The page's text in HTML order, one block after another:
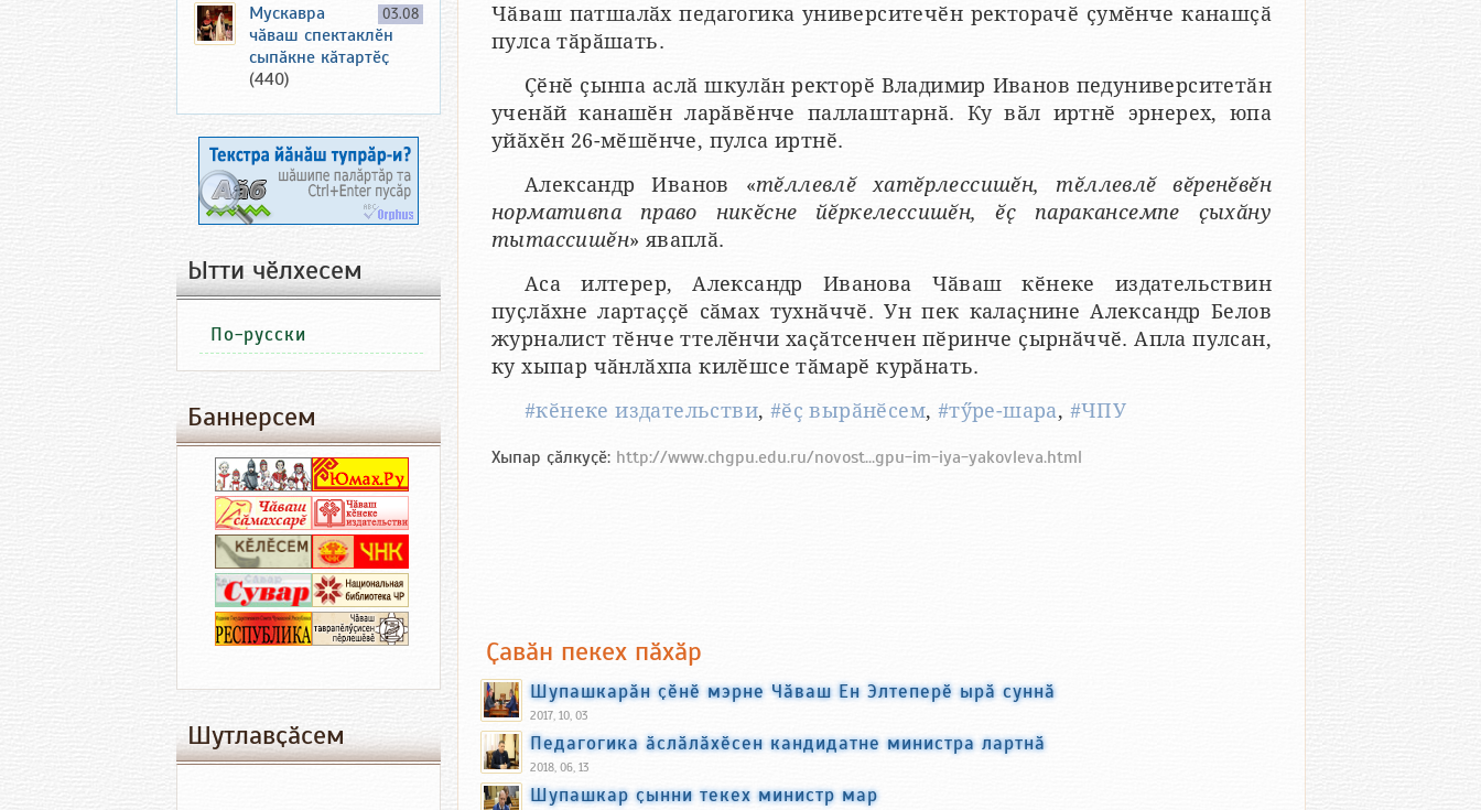
Чӑваш патшалӑх педагогика университечӗн ректорачӗ ҫумӗнче канашҫӑ
пулса тӑрӑшать.
Ҫӗнӗ ҫынпа аслӑ шкулӑн ректорӗ Владимир Иванов педуниверситетӑн
ученӑй канашӗн ларӑвӗнче паллаштарнӑ. Ку вӑл иртнӗ эрнерех, юпа
уйӑхӗн 26-мӗшӗнче, пулса иртнӗ.
Александр Иванов «тӗллевлӗ хатӗрлессишӗн, тӗллевлӗ вӗренӗвӗн
нормативпа право никӗсне йӗркелессишӗн, ӗҫ паракансемпе ҫыхӑну
тытассишӗн» яваплӑ.
Аса илтерер, Александр Иванова Чӑваш кӗнеке издательствин
пуҫлӑхне лартаҫҫӗ сӑмах тухнӑччӗ. Ун пек калаҫнине Александр Белов
журналист тӗнче ттелӗнчи хаҫӑтсенчен пӗринче ҫырнӑччӗ. Апла пулсан,
ку хыпар чӑнлӑхпа килӗшсе тӑмарӗ курӑнать.
#кӗнеке издательстви, #ӗҫ вырӑнӗсем, #тӳре-шара, #ЧПУ
Хыпар ҫӑлкуҫӗ: http://www.chgpu.edu.ru/novost...gpu-im-iya-yakovleva.html
Ҫавӑн пекех пӑхӑр
Шупашкарӑн ҫӗнӗ мэрне Чӑваш Ен Элтеперӗ ырӑ суннӑ
2017, 10, 03
Педагогика ӑслӑлӑхӗсен кандидатне министра лартнӑ
2018, 06, 13
Шупашкар ҫынни текех министр мар
03.08
Мускавра
чӑваш спектаклӗн
сыпӑкне кӑтартӗҫ
(440)
Ытти чӗлхесем
По-русски
Баннерсем
Шутлавҫӑсем